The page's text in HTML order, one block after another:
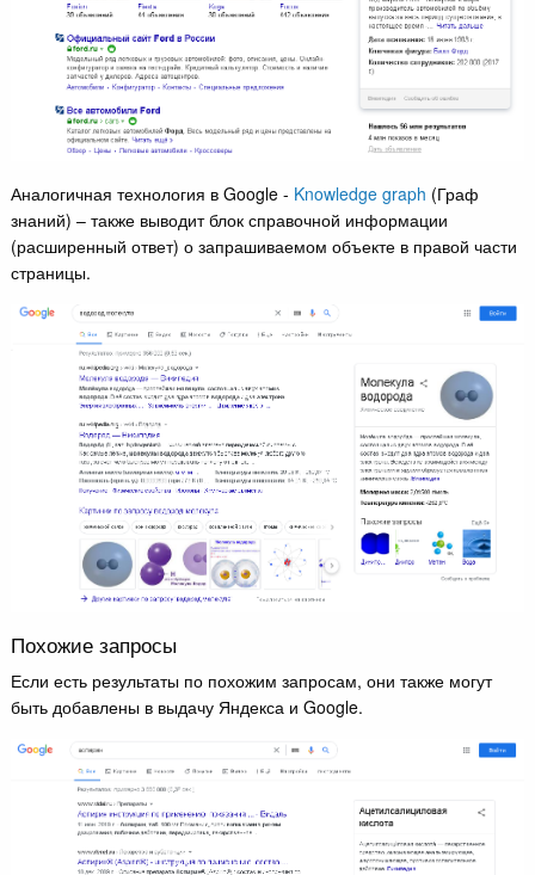
Аналогичная технология в Google - Knowledge graph (Граф
знаний) – также выводит блок справочной информации
(расширенный ответ) о запрашиваемом объекте в правой части
страницы.
Похожие запросы
Если есть результаты по похожим запросам, они также могут
быть добавлены в выдачу Яндекса и Google.